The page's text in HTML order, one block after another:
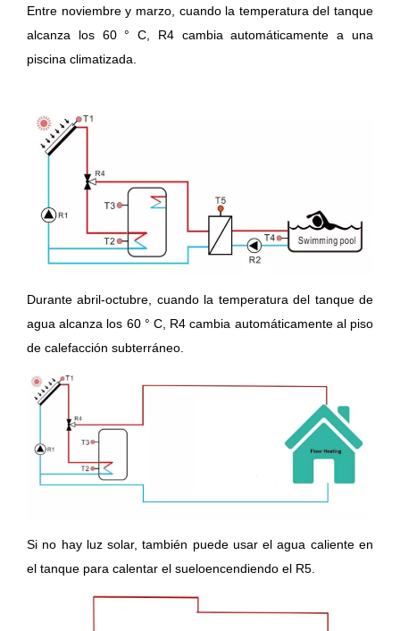
Entre noviembre y marzo, cuando la temperatura del tanque
alcanza los 60 ° C, R4 cambia automáticamente a una
piscina climatizada.
Durante abril-octubre, cuando la temperatura del tanque de
agua alcanza los 60 ° C, R4 cambia automáticamente al piso
de calefacción subterráneo.
Si no hay luz solar, también puede usar el agua caliente en
el tanque para calentar el sueloencendiendo el R5.